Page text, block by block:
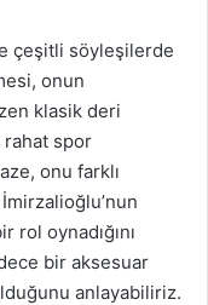
çeşitli söyleşilerde
onun
klasik deri
rahat spor
onu farklı
rol oynadığını
bir aksesuar
anlayabiliriz.